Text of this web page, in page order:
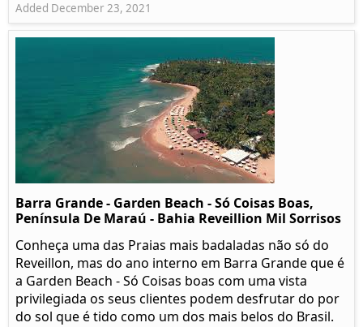
Added December 23, 2021
Barra Grande - Garden Beach - Só Coisas Boas,
Península De Maraú - Bahia Reveillion Mil Sorrisos
Conheça uma das Praias mais badaladas não só do
Reveillon, mas do ano interno em Barra Grande que é
a Garden Beach - Só Coisas boas com uma vista
privilegiada os seus clientes podem desfrutar do por
do sol que é tido como um dos mais belos do Brasil.